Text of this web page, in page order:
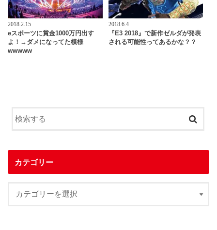
2018.2.15
eスポーツに賞金1000万円出す
よ！→ダメになってた模様
wwwww
2018.6.4
『E3 2018』で新作ゼルダが発表
される可能性ってあるかな？？
カテゴリー